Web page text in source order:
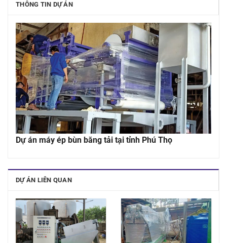
THÔNG TIN DỰ ÁN
Dự án máy ép bùn băng tải tại tỉnh Phú Thọ
DỰ ÁN LIÊN QUAN